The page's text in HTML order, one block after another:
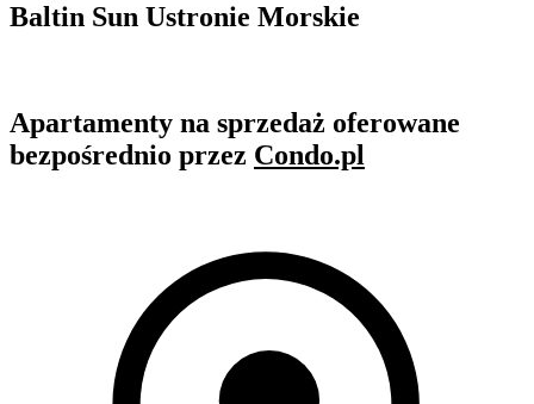
Baltin Sun Ustronie Morskie
Apartamenty na sprzedaż oferowane
bezpośrednio przez Condo.pl